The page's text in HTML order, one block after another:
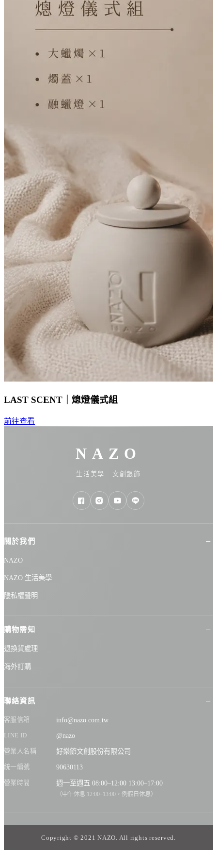
LAST SCENT｜熄燈儀式組
前往查看
NAZO
生活美學 · 文創銀飾
關於我們
NAZO
NAZO 生活美學
隱私權聲明
購物需知
退換貨處理
海外訂購
聯絡資訊
客服信箱 info@nazo.com.tw
LINE ID @nazo
營業人名稱 好樂節文創股份有限公司
統一編號 90630113
營業時間 週一至週五 08:00–12:00 13:00–17:00
（中午休息 12:00–13:00，例假日休息）
Copyright © 2021 NAZO. All rights reserved.